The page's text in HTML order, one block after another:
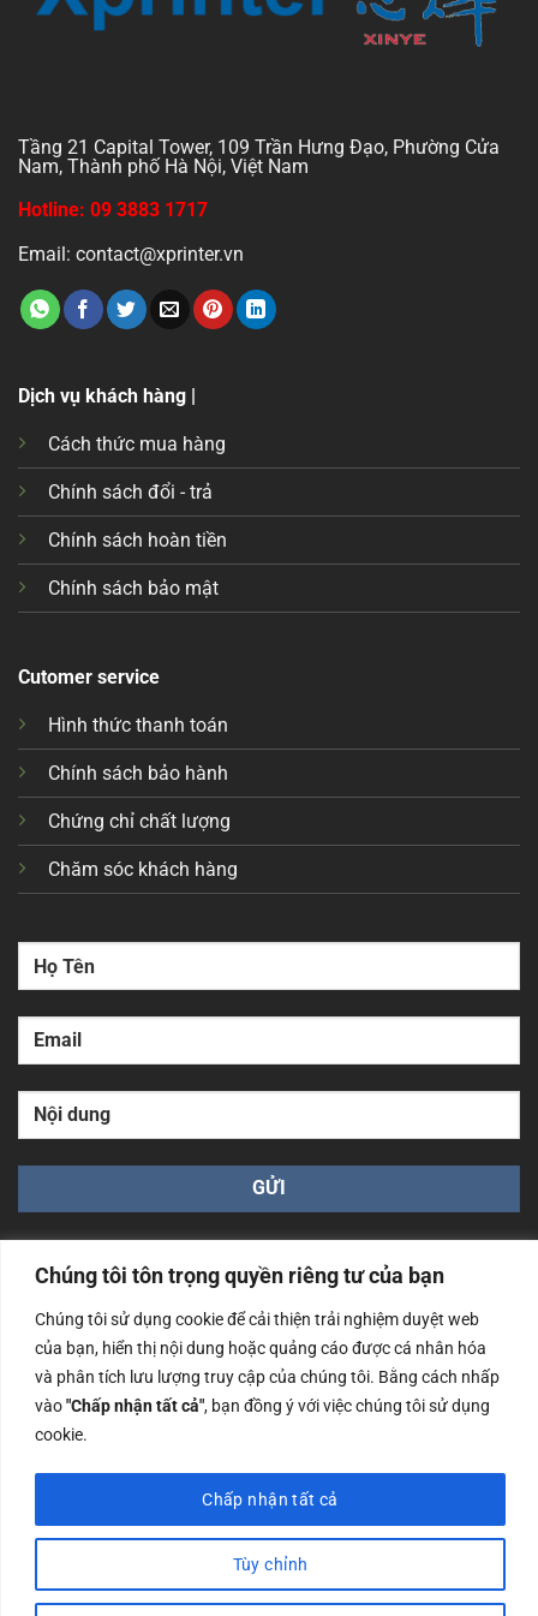
Chúng tôi tôn trọng quyền riêng tư của bạn
Chúng tôi sử dụng cookie để cải thiện trải nghiệm duyệt web
của bạn, hiển thị nội dung hoặc quảng cáo được cá nhân hóa
và phân tích lưu lượng truy cập của chúng tôi. Bằng cách nhấp
vào"Chấp nhận tất cả", bạn đồng ý với việc chúng tôi sử dụng
cookie.
Tùy chỉnh
Chấp nhận tất cả
Tầng 21 Capital Tower, 109 Trần Hưng Đạo, Phường Cửa
Nam, Thành phố Hà Nội, Việt Nam
Hotline: 09 3883 1717
Email: contact@xprinter.vn
Dịch vụ khách hàng |
Cách thức mua hàng
Chính sách đổi - trả
Chính sách hoàn tiền
Chính sách bảo mật
Cutomer service
Hình thức thanh toán
Chính sách bảo hành
Chứng chỉ chất lượng
Chăm sóc khách hàng
Công ty TNHH Nam Bình Xương - Số ĐKKD: 0108783483
cấp ngày 14/06/2019 bởi Sở Kế Hoạch và Đầu Tư Tp. Hà
Nội
Copyrights @2023 Nam Binh Xuong. All Rights Reserved